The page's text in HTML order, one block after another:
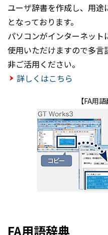
ユーザ辞書を作成し、用
となっております。
パソコンがインターネッ
使用いただけますので多
非ご活用ください。
詳しくはこちら
【FA用
FA用語辞典